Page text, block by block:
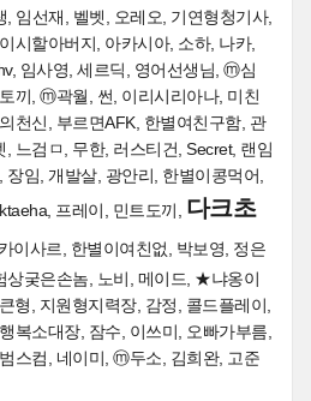
임선재, 벨벳, 오레오, 기연형청기사,
시할아버지, 아카시아, 소하, 나카,
임사영, 세르딕, 영어선생님, ⓜ심
끼, ⓜ곽월, 썬, 이리시리아나, 미친
천신, 부르면AFK, 한별여친구함, 관
느검ㅁ, 무한, 러스티건, Secret, 랜임
임, 개발살, 광안리, 한별이콩먹어,
프레이, 민트도끼, 다크초
이사르, 한별이여친없, 박보영, 정은
상궂은손놈, 노비, 메이드, ★냐옹이
형, 지원형지력장, 감정, 콜드플레이,
복소대장, 잠수, 이쓰미, 오빠가부름,
스컴, 네이미, ⓜ두소, 김희완, 고준